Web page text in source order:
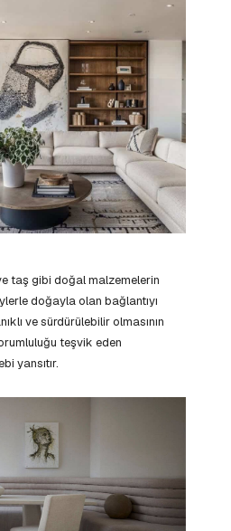
taş gibi doğal malzemelerin
doğayla olan bağlantıyı
ve sürdürülebilir olmasının
teşvik eden
yansıtır.